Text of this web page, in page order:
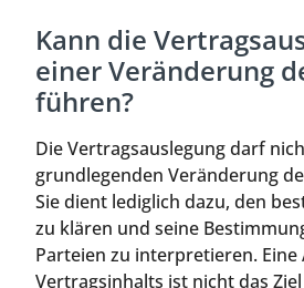
Kann die
einer Veränderung
führen?
Die Vertragsauslegung darf
grundlegenden Veränderung
Sie dient lediglich dazu, den
zu klären und seine
Parteien zu interpretieren. Eine
Vertragsinhalts ist nicht das